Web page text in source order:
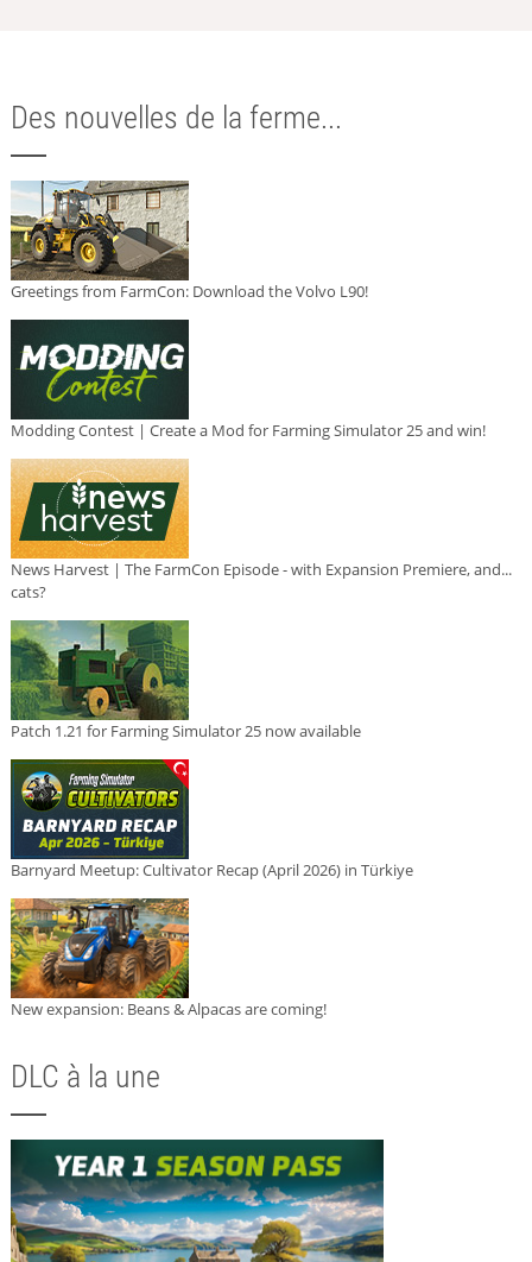
Des nouvelles de la ferme...
Greetings from FarmCon: Download the Volvo L90!
Modding Contest | Create a Mod for Farming Simulator 25 and win!
News Harvest | The FarmCon Episode - with Expansion Premiere, and...
cats?
Patch 1.21 for Farming Simulator 25 now available
Barnyard Meetup: Cultivator Recap (April 2026) in Türkiye
New expansion: Beans & Alpacas are coming!
DLC à la une